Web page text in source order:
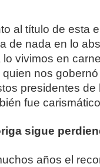
al título de esta
de nada en lo
lo vivimos en
quien nos
presidentes
fue
sigue
años el